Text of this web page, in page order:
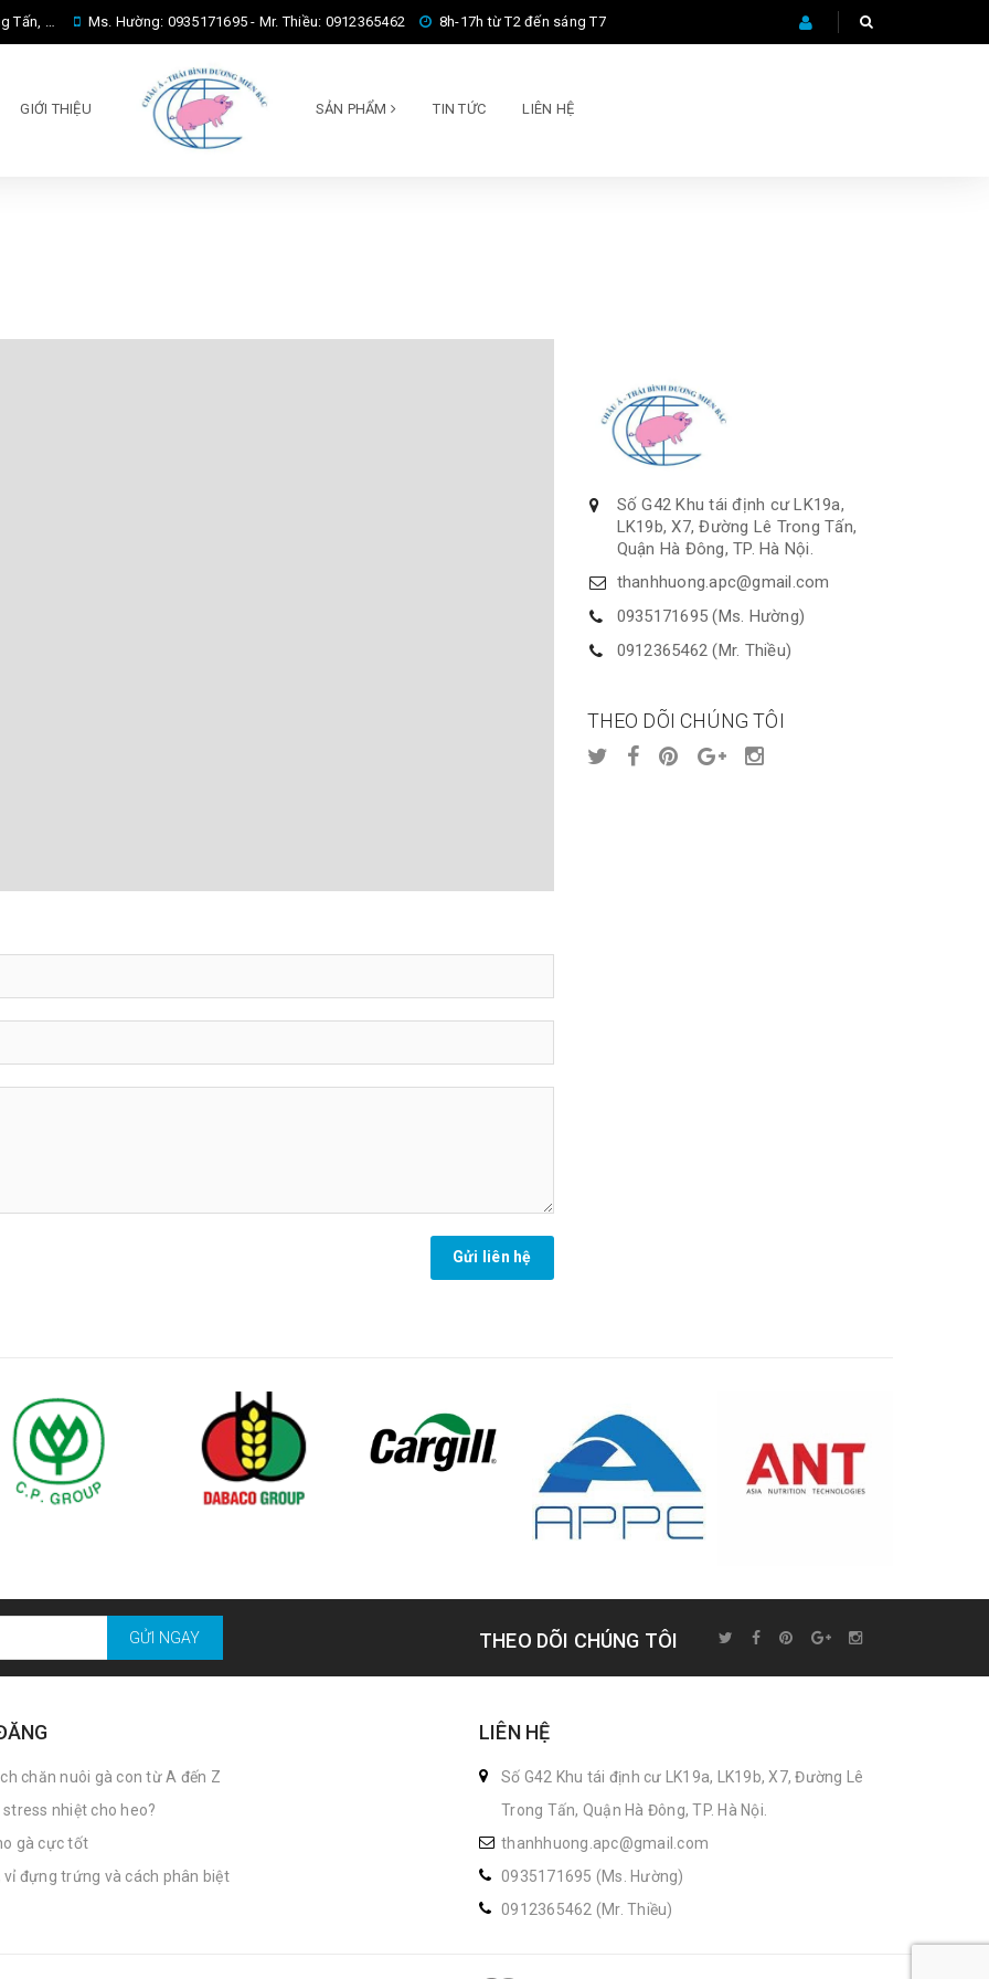
Hà Nội. Ms. Hường: 0935171695 - Mr. Thiều: 0912365462 8h-17h từ T2 đến sáng T7
GIỚI THIỆU SẢN PHẨM TIN TỨC LIÊN HỆ
Số G42 Khu tái định cư LK19a,
LK19b, X7, Đường Lê Trong Tấn,
Quận Hà Đông, TP. Hà Nội.
thanhhuong.apc@gmail.com
0935171695 (Ms. Hường)
0912365462 (Mr. Thiều)
THEO DÕI CHÚNG TÔI
Gửi liên hệ
GỬI NGAY THEO DÕI CHÚNG TÔI
chăn nuôi gà con từ A đến Z
stress nhiệt cho heo?
gà cực tốt
đựng trứng và cách phân biệt
LIÊN HỆ
Số G42 Khu tái định cư LK19a, LK19b, X7, Đường Lê
Trong Tấn, Quận Hà Đông, TP. Hà Nội.
thanhhuong.apc@gmail.com
0935171695 (Ms. Hường)
0912365462 (Mr. Thiều)